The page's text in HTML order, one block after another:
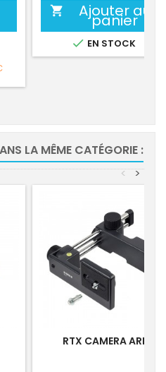
 Ajouter au
panier
 EN STOCK
LA MÊME CATÉGORIE :
>
<
RTX CAMERA ARM